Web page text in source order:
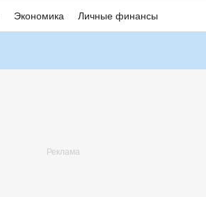
Экономика Личные финансы